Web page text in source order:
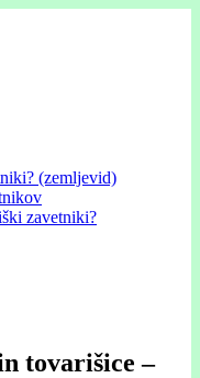
(zemljevid)
zavetniki?
tovarišice –